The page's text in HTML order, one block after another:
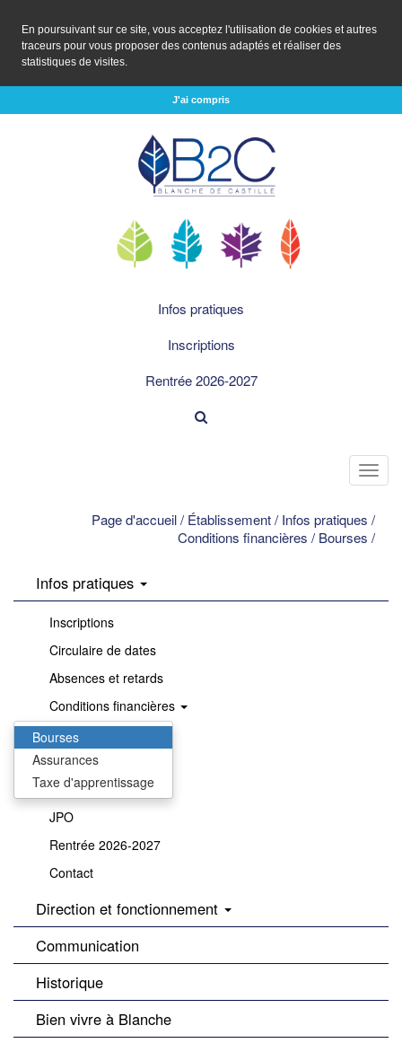
En poursuivant sur ce site, vous acceptez l'utilisation de cookies et autres
traceurs pour vous proposer des contenus adaptés et réaliser des
statistiques de visites.
J'ai compris
Infos pratiques
Inscriptions
Rentrée 2026-2027
Page d'accueil/ Établissement/ Infos pratiques /
Conditions financières / Bourses /
Infos pratiques
Inscriptions
Circulaire de dates
Absences et retards
Conditions financières
Bourses
Assurances
Taxe d'apprentissage
Infirmerie
Restauration
Sites en lien
JPO
Rentrée 2026-2027
Contact
Direction et fonctionnement
Communication
Historique
Bien vivre à Blanche